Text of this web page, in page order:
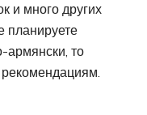
и много других
планируете
армянски, то